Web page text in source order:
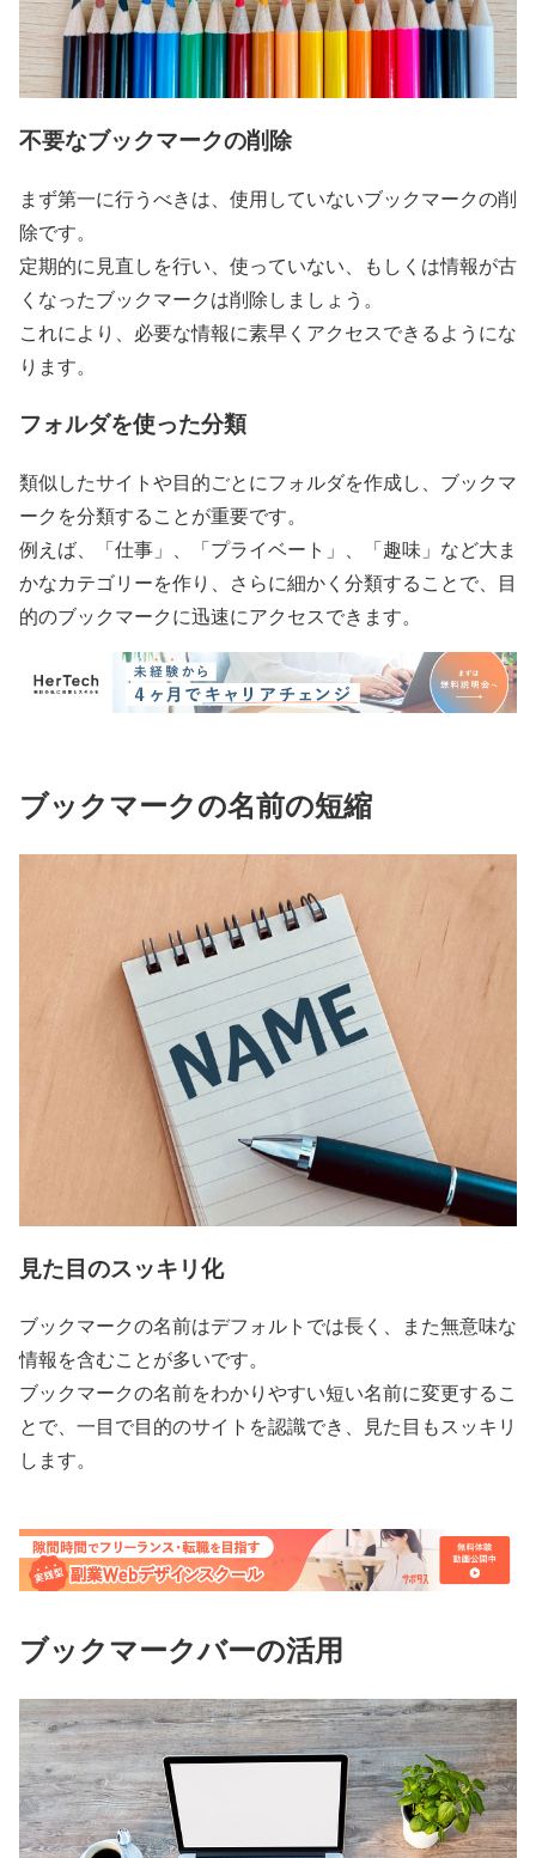
不要なブックマークの削除
まず第一に行うべきは、使用していないブックマークの削
除です。
定期的に見直しを行い、使っていない、もしくは情報が古
くなったブックマークは削除しましょう。
これにより、必要な情報に素早くアクセスできるようにな
ります。
フォルダを使った分類
類似したサイトや目的ごとにフォルダを作成し、ブックマ
ークを分類することが重要です。
例えば、「仕事」、「プライベート」、「趣味」など大ま
かなカテゴリーを作り、さらに細かく分類することで、目
的のブックマークに迅速にアクセスできます。
ブックマークの名前の短縮
見た目のスッキリ化
ブックマークの名前はデフォルトでは長く、また無意味な
情報を含むことが多いです。
ブックマークの名前をわかりやすい短い名前に変更するこ
とで、一目で目的のサイトを認識でき、見た目もスッキリ
します。
ブックマークバーの活用